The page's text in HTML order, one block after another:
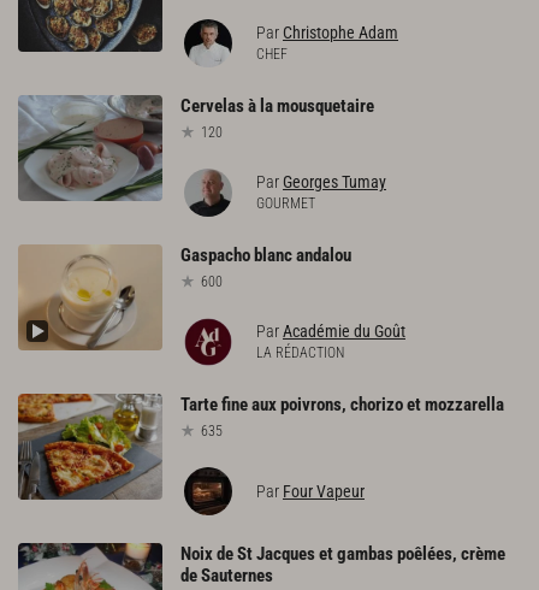
Par Christophe Adam
CHEF
Cervelasà lamousquetaire
120
ParGeorges Tumay
GOURMET
Gaspacho blancandalou
600
ParAcadémie du Goût
LA RÉDACTION
Tartefineauxpoivrons, chorizoetmozzarella
635
Par Four Vapeur
Noix de St Jacques et gambas poêlées, crème
de Sauternes